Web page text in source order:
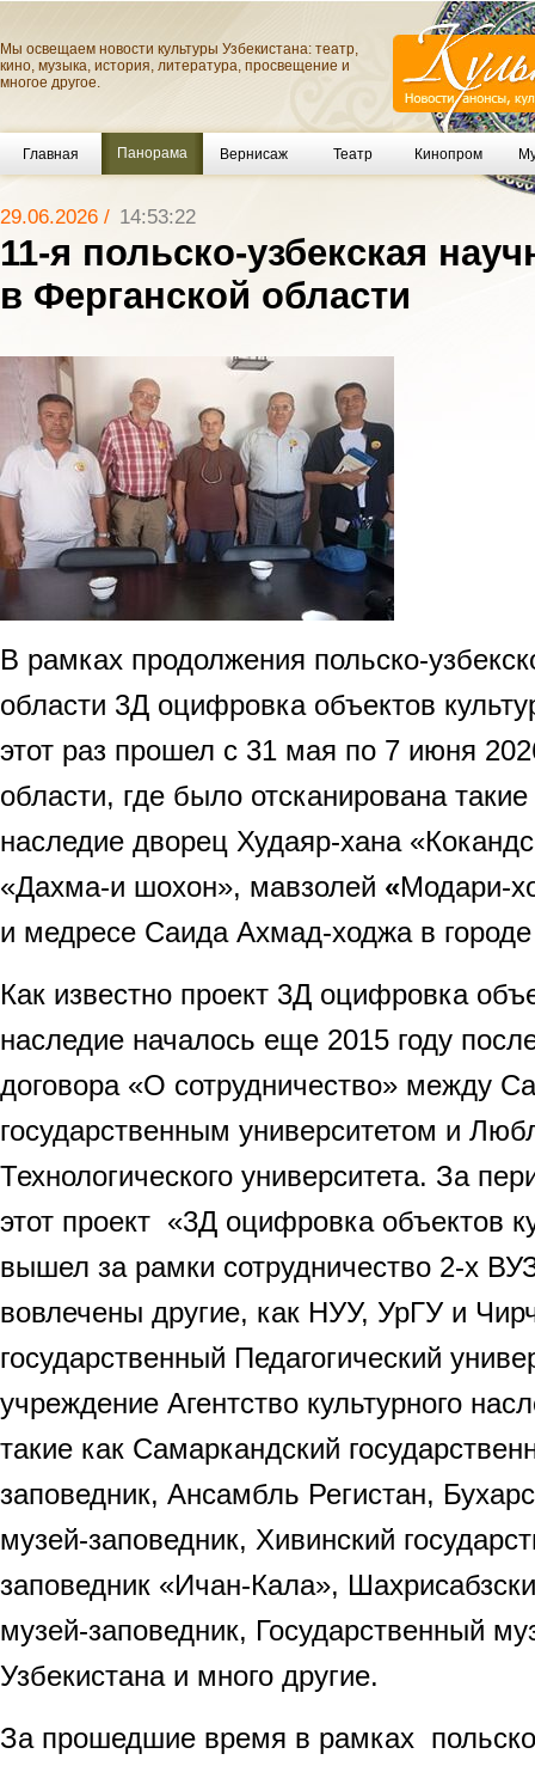
Мы освещаем новости культуры Узбекистана: театр,
кино, музыка, история, литература, просвещение и
многое другое.
Главная Панорама Вернисаж Театр Кинопром
29.06.2026 / 14:53:22
11-я польско-узбекская
в Ферганской области
В рамках продолжения польско-
области 3Д оцифровка объектов
этот раз прошел с 31 мая по 7 июня
области, где было отсканирована
наследие дворец Худаяр-хана
«Дахма-и шохон», мавзолей «Модари-
и медресе Саида Ахмад-ходжа в
Как известно проект 3Д оцифровка
наследие началось еще 2015 году
договора «О сотрудничество» между
государственным университетом и
Технологического университета. За
этот проект «3Д оцифровка объектов
вышел за рамки сотрудничество 2-х
вовлечены другие, как НУУ, УрГУ и
государственный Педагогический
учреждение Агентство культурного
такие как Самаркандский
заповедник, Ансамбль Регистан,
музей-заповедник, Хивинский
заповедник «Ичан-Кала»,
музей-заповедник, Государственный
Узбекистана и много другие.
За прошедшие время в рамках